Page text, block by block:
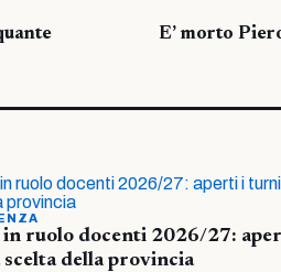
E’ morto
ruolo docenti 2026/27:
della provincia